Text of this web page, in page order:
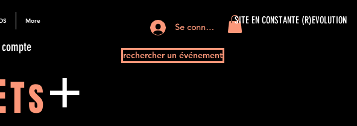
More SITE EN CONSTANTE (R)EVOLUTION
TS+
Se connecter
rechercher un événement